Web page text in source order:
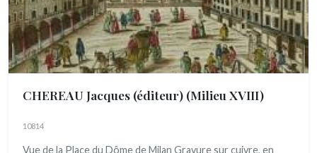
CHEREAU Jacques (éditeur) (Milieu XVIII)
10814
Vue de la Place du Dôme de Milan Gravure sur cuivre, en